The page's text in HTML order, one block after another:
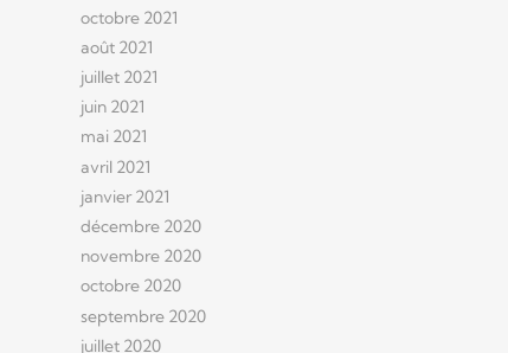
octobre 2021
août 2021
juillet 2021
juin 2021
mai 2021
avril 2021
janvier 2021
décembre 2020
novembre 2020
octobre 2020
septembre 2020
juillet 2020